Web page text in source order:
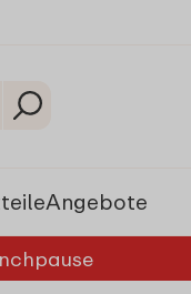
Angebote